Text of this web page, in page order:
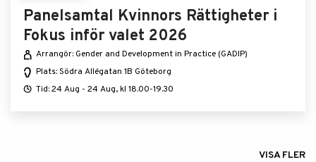
Panelsamtal Kvinnors Rättigheter i
Fokus inför valet 2026
Arrangör: Gender and Development in Practice (GADIP)
Plats: Södra Allégatan 1B Göteborg
Tid: 24 Aug - 24 Aug, kl 18.00-19.30
VISA FLER